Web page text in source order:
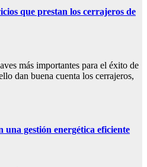
que prestan los cerrajeros de
más importantes para el éxito de
dan buena cuenta los cerrajeros,
una gestión energética eficiente